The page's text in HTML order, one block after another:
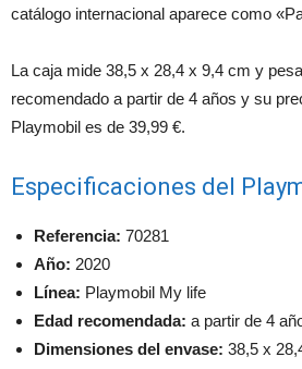
catálogo internacional aparece como
La caja mide 38,5 x 28,4 x 9,4 cm y
recomendado a partir de 4 años y su
Playmobil es de 39,99 €.
Especificaciones del
Referencia: 70281
Año: 2020
Línea: Playmobil My life
Edad recomendada: a partir de 4
Dimensiones del envase: 38,5 x